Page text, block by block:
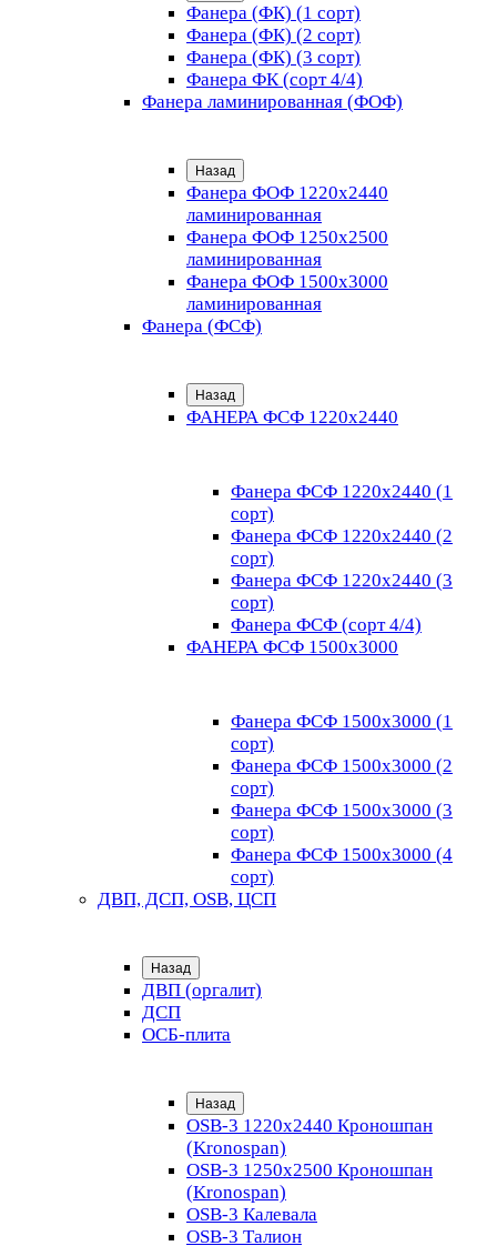
Фанера (ФК) (1 сорт)
Фанера (ФК) (2 сорт)
Фанера (ФК) (3 сорт)
Фанера ФК (сорт 4/4)
Фанера ламинированная (ФОФ)
Назад
Фанера ФОФ 1220x2440
ламинированная
Фанера ФОФ 1250x2500
ламинированная
Фанера ФОФ 1500x3000
ламинированная
Фанера (ФСФ)
Назад
ФАНЕРА ФСФ 1220х2440
Фанера ФСФ 1220х2440 (1
сорт)
Фанера ФСФ 1220х2440 (2
сорт)
Фанера ФСФ 1220х2440 (3
сорт)
Фанера ФСФ (сорт 4/4)
ФАНЕРА ФСФ 1500х3000
Фанера ФСФ 1500х3000 (1
сорт)
Фанера ФСФ 1500х3000 (2
сорт)
Фанера ФСФ 1500х3000 (3
сорт)
Фанера ФСФ 1500х3000 (4
сорт)
ДВП, ДСП, OSB, ЦСП
Назад
ДВП (оргалит)
ДСП
ОСБ-плита
Назад
OSB-3 1220х2440 Кроношпан
(Kronospan)
OSB-3 1250х2500 Кроношпан
(Kronospan)
OSB-3 Калевала
OSB-3 Талион